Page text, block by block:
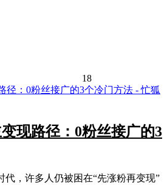
18
现路径：0粉丝接广的3
代，许多人仍被困在“先涨粉再变现”